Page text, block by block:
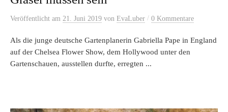
Veröffentlicht am 21. Juni 2019 von EvaLuber / 0 Kommentare
Als die junge deutsche Gartenplanerin Gabriella Pape in England
auf der Chelsea Flower Show, dem Hollywood unter den
Gartenschauen, ausstellen durfte, erregten ...